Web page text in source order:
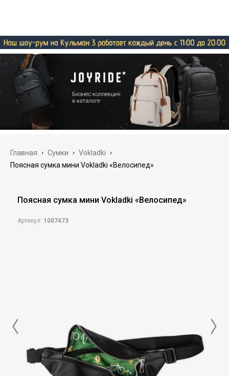
Главная › Сумки › Vokladki ›
Поясная сумка мини Vokladki «Велосипед»
Поясная сумка мини Vokladki «Велосипед»
Артикул: 1007473